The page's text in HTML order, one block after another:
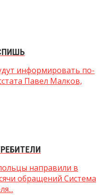
информировать по-
Павел Малков,
направили в
обращений Система